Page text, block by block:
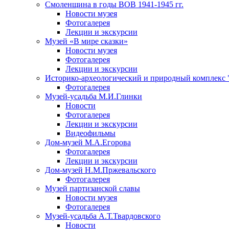
Смоленщина в годы ВОВ 1941-1945 гг.
Новости музея
Фотогалерея
Лекции и экскурсии
Музей «В мире сказки»
Новости музея
Фотогалерея
Лекции и экскурсии
Историко-археологический и природный комплекс
Фотогалерея
Музей-усадьба М.И.Глинки
Новости
Фотогалерея
Лекции и экскурсии
Видеофильмы
Дом-музей М.А.Егорова
Фотогалерея
Лекции и экскурсии
Дом-музей Н.М.Пржевальского
Фотогалерея
Музей партизанской славы
Новости музея
Фотогалерея
Музей-усадьба А.Т.Твардовского
Новости